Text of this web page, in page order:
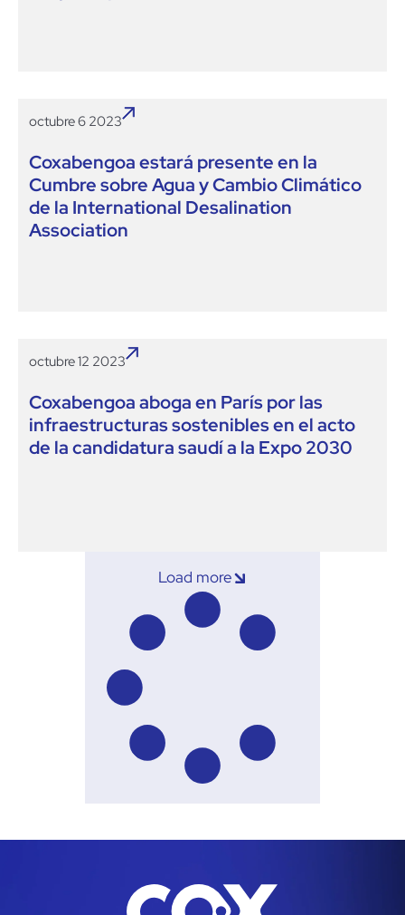
octubre 6 2023
Coxabengoa estará presente en la
Cumbre sobre Agua y Cambio Climático
de la International Desalination
Association
octubre 12 2023
Coxabengoa aboga en París por las
infraestructuras sostenibles en el acto
de la candidatura saudí a la Expo 2030
Load more